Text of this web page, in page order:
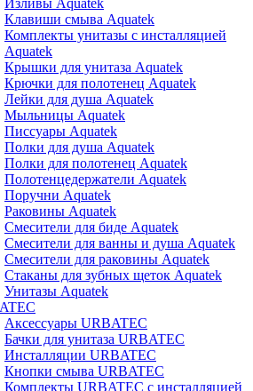
Изливы Aquatek
Клавиши смыва Aquatek
Комплекты унитазы с инсталляцией
Aquatek
Крышки для унитаза Aquatek
Крючки для полотенец Aquatek
Лейки для душа Aquatek
Мыльницы Aquatek
Писсуары Aquatek
Полки для душа Aquatek
Полки для полотенец Aquatek
Полотенцедержатели Aquatek
Поручни Aquatek
Раковины Aquatek
Смесители для биде Aquatek
Смесители для ванны и душа Aquatek
Смесители для раковины Aquatek
Стаканы для зубных щеток Aquatek
Унитазы Aquatek
Аксессуары URBATEC
Бачки для унитаза URBATEC
Инсталляции URBATEC
Кнопки смыва URBATEC
Комплекты URBATEC с инсталляцией